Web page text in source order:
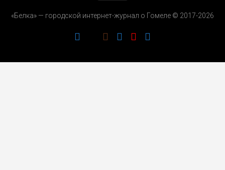
РЕКЛАМОДАТЕЛЯМ
«Белка» — городской интернет-журнал о Гомеле © 2017-2026